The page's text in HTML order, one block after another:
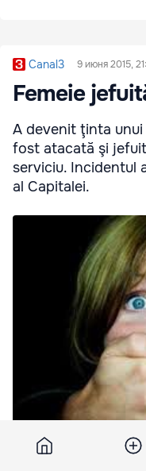
Canal3 9 июня 2015,
Femeie
A devenit ţinta unui
fost atacată şi
serviciu. Incidentul
al Capitalei.
O femeie din Chişinău
întorcea de la serviciu.